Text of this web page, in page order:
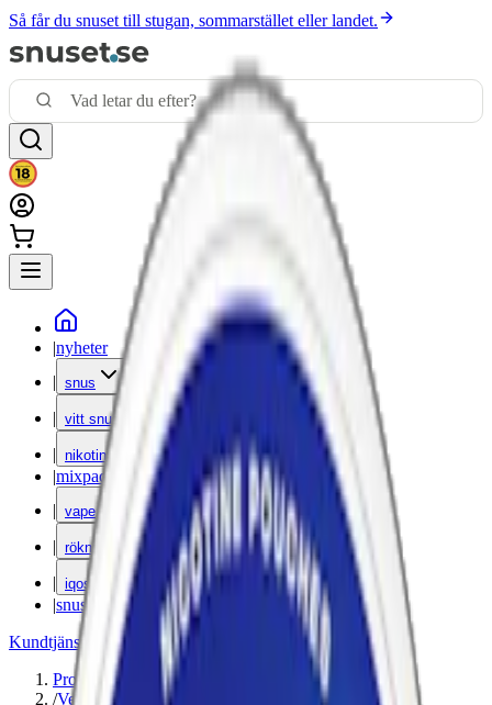
Så får du snuset till stugan, sommarstället eller landet.
|nyheter
| snus
| vitt snus
| nikotinfritt
|mixpack
| vape
| rökning
| iqos
|snuskuriren
Kundtjänst
Varumärken
Produkter
/Velo